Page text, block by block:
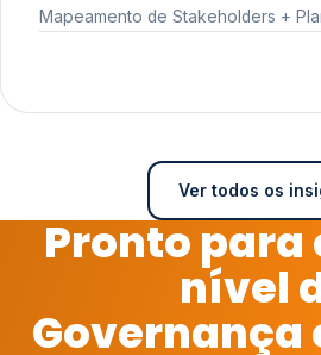
Mapeamento de Stakeholders +
Ver todos os
Pronto para
nível
Governança